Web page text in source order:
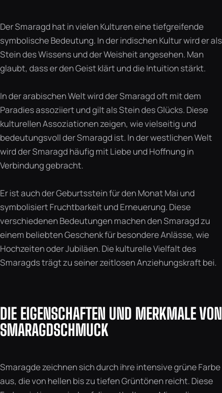
Der Smaragd hat in vielen Kulturen eine tiefgreifende
symbolische Bedeutung. In der indischen Kultur wird er als
Stein des Wissens und der Weisheit angesehen. Man
glaubt, dass er den Geist klärt und die Intuition stärkt.
In der arabischen Welt wird der Smaragd oft mit dem
Paradies assoziiert und gilt als Stein des Glücks. Diese
kulturellen Assoziationen zeigen, wie vielseitig und
bedeutungsvoll der Smaragd ist. In der westlichen Welt
wird der Smaragd häufig mit Liebe und Hoffnung in
Verbindung gebracht.
Er ist auch der Geburtsstein für den Monat Mai und
symbolisiert Fruchtbarkeit und Erneuerung. Diese
verschiedenen Bedeutungen machen den Smaragd zu
einem beliebten Geschenk für besondere Anlässe, wie
Hochzeiten oder Jubiläen. Die kulturelle Vielfalt des
Smaragds trägt zu seiner zeitlosen Anziehungskraft bei.
DIE EIGENSCHAFTEN UND MERKMALE VON
SMARAGDSCHMUCK
Smaragde zeichnen sich durch ihre intensive grüne Farbe
aus, die von hellen bis zu tiefen Grüntönen reicht. Diese